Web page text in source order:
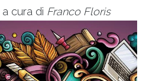
a cura di Franco Floris